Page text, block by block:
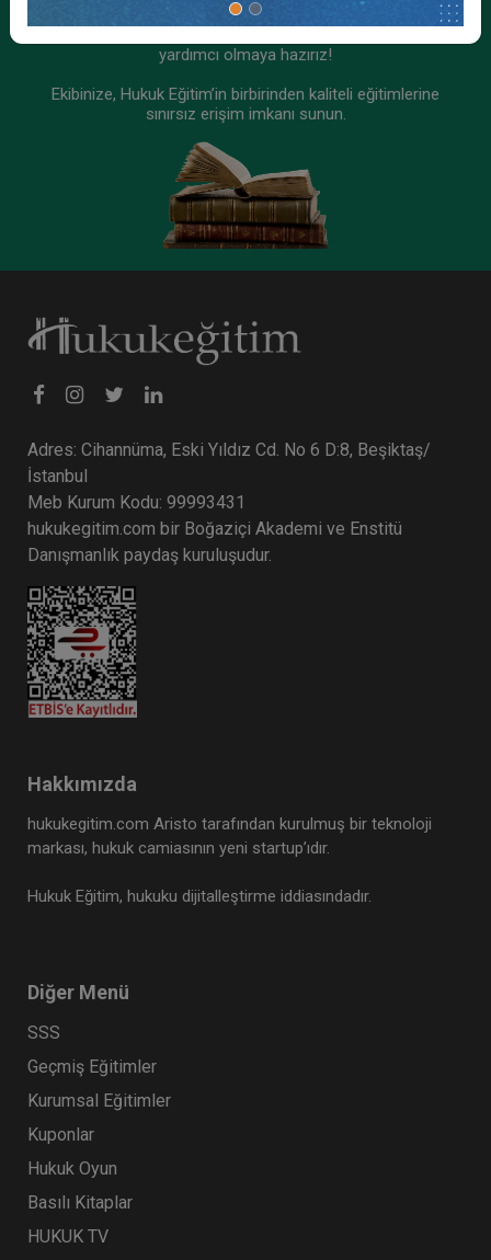
III. İş Hukuku Kongresi - Tüm Oturumlar (8
Sepete Ekle
Tüketici Hukuku Enstitüsü
İşçilik Alacakları ve Tazminatları - 1 - III. İş
Hukuku Kongresi - VII. Oturum
360 TL
Tüketici Hukuku Enstitüsü
Oturum
360 TL
Tüketici Hukuku Enstitüsü
yardımcı olmaya hazırız!
Ekibinize, Hukuk Eğitim’in birbirinden kaliteli eğitimlerine
sınırsız erişim imkanı sunun.
Adres: Cihannüma, Eski Yıldız Cd. No 6 D:8, Beşiktaş/
İstanbul
Meb Kurum Kodu: 99993431
hukukegitim.com bir Boğaziçi Akademi ve Enstitü
Danışmanlık paydaş kuruluşudur.
Hakkımızda
hukukegitim.com Aristo tarafından kurulmuş bir teknoloji
markası, hukuk camiasının yeni startup’ıdır.
Hukuk Eğitim, hukuku dijitalleştirme iddiasındadır.
Diğer Menü
SSS
Geçmiş Eğitimler
Kurumsal Eğitimler
Kuponlar
Hukuk Oyun
Basılı Kitaplar
HUKUK TV